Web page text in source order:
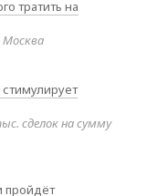
тратить на
сделок на сумму
пройдёт